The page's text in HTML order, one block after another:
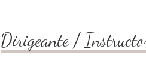
Dirigeante /